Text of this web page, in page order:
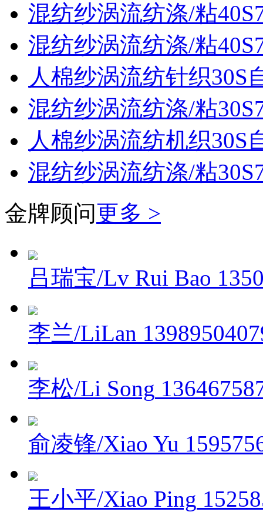
混纺纱涡流纺涤/粘
混纺纱涡流纺涤/粘
人棉纱涡流纺针织30S
混纺纱涡流纺涤/粘
人棉纱涡流纺机织30S
混纺纱涡流纺涤/粘
金牌顾问更多 >
吕瑞宝/Lv Rui Bao
李兰/LiLan
李松/Li Song
俞凌锋/Xiao Yu
王小平/Xiao Ping